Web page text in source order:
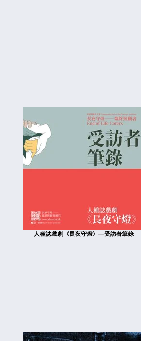
人種誌戲劇《長夜守燈》—受訪者筆錄